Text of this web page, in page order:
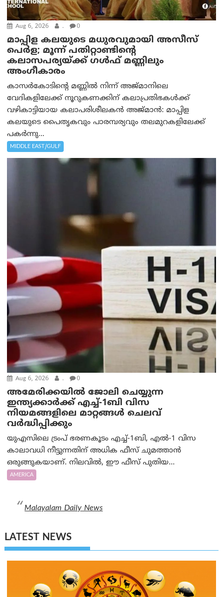
Aug 6, 2026 . 0
മാപ്പിള കലയുടെ മധുരവുമായി അസീസ്
പെർള; മൂന്ന് പതിറ്റാണ്ടിന്റെ
കലാസപര്യയ്ക്ക് ഗൾഫ് മണ്ണിലും
അംഗീകാരം
കാസർകോടിന്റെ മണ്ണിൽ നിന്ന് അജ്മാനിലെ
വേദികളിലേക്ക് നൂറുകണക്കിന് കലാപ്രതിഭകൾക്ക്
വഴികാട്ടിയായ കലാപരിശീലകൻ അജ്മാൻ: മാപ്പിള
കലയുടെ പൈതൃകവും പാരമ്പര്യവും തലമുറകളിലേക്ക്
പകർന്നു...
MIDDLE EAST/GULF
Aug 6, 2026 . 0
അമേരിക്കയില്‍ ജോലി ചെയ്യുന്ന
ഇന്ത്യക്കാർക്ക് എച്ച്-1ബി വിസ
നിയമങ്ങളിലെ മാറ്റങ്ങൾ ചെലവ്
വർദ്ധിപ്പിക്കും
യുഎസിലെ ട്രംപ് ഭരണകൂടം എച്ച്-1ബി, എൽ-1 വിസ
കാലാവധി നീട്ടുന്നതിന് അധിക ഫീസ് ചുമത്താൻ
ഒരുങ്ങുകയാണ്. നിലവിൽ, ഈ ഫീസ് പുതിയ...
AMERICA
Malayalam Daily News
LATEST NEWS